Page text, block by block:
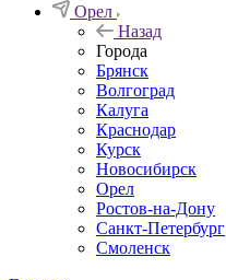
Орел
Назад
Города
Брянск
Волгоград
Калуга
Краснодар
Курск
Новосибирск
Орел
Ростов-на-Дону
Санкт-Петербург
Смоленск